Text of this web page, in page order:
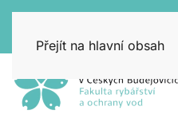
Přejít na hlavní obsah